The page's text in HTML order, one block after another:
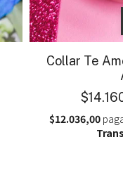
Collar Te
$12.036,00